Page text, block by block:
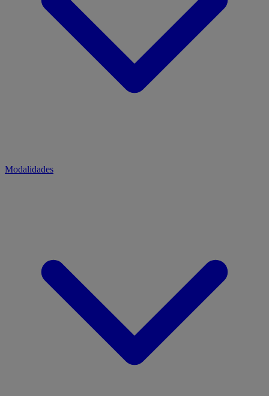
Modalidades